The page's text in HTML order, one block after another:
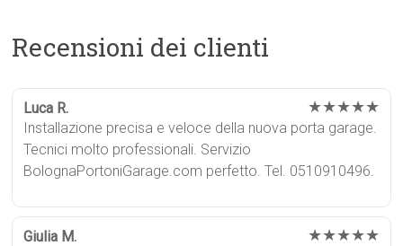
Recensioni dei clienti
Luca R. ★★★★★
Installazione precisa e veloce della nuova porta garage.
Tecnici molto professionali. Servizio
BolognaPortoniGarage.com perfetto. Tel. 0510910496.
Giulia M. ★★★★★